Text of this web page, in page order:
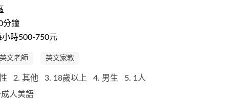
分鐘
小時500-750元
英文老師 英文家教
2. 其他 3. 18歲以上 4. 男生
5. 1人
人美語